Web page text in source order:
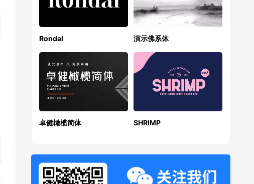
Rondal 演示佛系体
卓健橄榄简体 SHRIMP